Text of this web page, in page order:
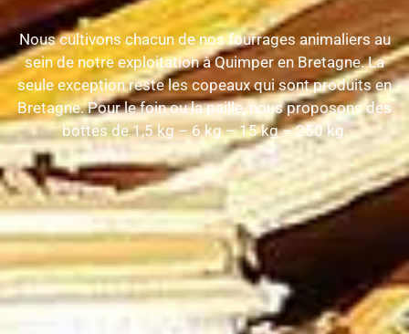
Nous cultivons chacun de nos fourrages animaliers au
sein de notre exploitation à Quimper en Bretagne. La
seule exception reste les copeaux qui sont produits en
Bretagne. Pour le foin ou la paille, nous proposons des
bottes de 1,5 kg – 6 kg – 15 kg – 250 kg.